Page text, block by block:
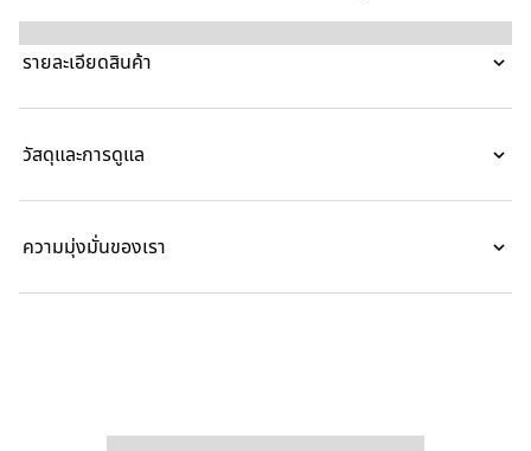
เล็กที่ใช้งานได้หลากหลาย เช่น กระเป๋าบัคเก็ตใบนี้ที่ออกแบบมาเพื่อ
เก็บของจำเป็น
รายละเอียดสินค้า
วัสดุและการดูแล
ความมุ่งมั่นของเรา